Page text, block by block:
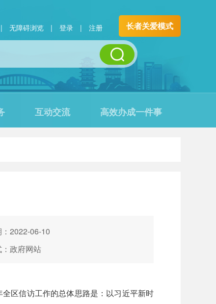
| 无障碍浏览 | 登录 | 注册 长者关爱模式
互动交流 高效办成一件事
2022-06-10
政府网站
区信访工作的总体思路是：以习近平新时